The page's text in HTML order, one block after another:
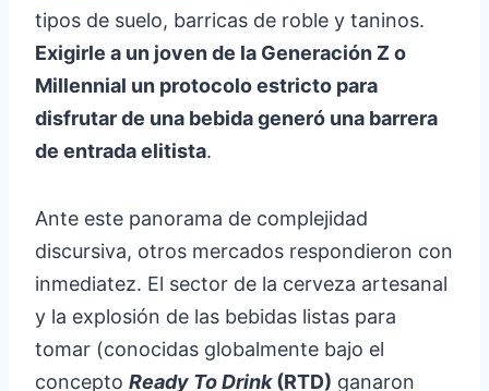
tipos de suelo, barricas de roble y taninos.
Exigirle a un joven de la Generación Z o
Millennial un protocolo estricto para
disfrutar de una bebida generó una barrera
de entrada elitista.
Ante este panorama de complejidad
discursiva, otros mercados respondieron con
inmediatez. El sector de la cerveza artesanal
y la explosión de las bebidas listas para
tomar (conocidas globalmente bajo el
concepto Ready To Drink(RTD) ganaron